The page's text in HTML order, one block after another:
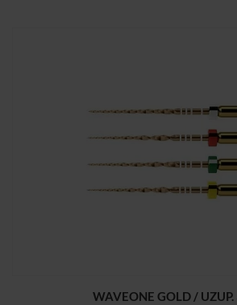
WAVEONE GOLD / UZUP.